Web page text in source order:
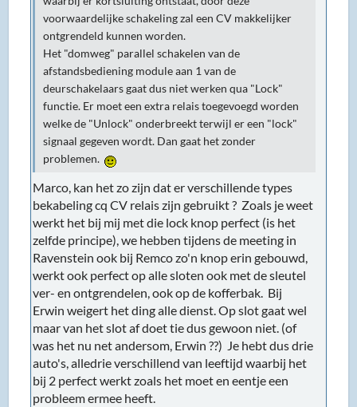
voorwaardelijke schakeling zal een CV makkelijker
ontgrendeld kunnen worden.
Het "domweg" parallel schakelen van de
afstandsbediening module aan 1 van de
deurschakelaars gaat dus niet werken qua "Lock"
functie. Er moet een extra relais toegevoegd worden
welke de "Unlock" onderbreekt terwijl er een "lock"
signaal gegeven wordt. Dan gaat het zonder
problemen.
Marco, kan het zo zijn dat er verschillende types
bekabeling cq CV relais zijn gebruikt ? Zoals je weet
werkt het bij mij met die lock knop perfect (is het
zelfde principe), we hebben tijdens de meeting in
Ravenstein ook bij Remco zo'n knop erin gebouwd,
werkt ook perfect op alle sloten ook met de sleutel
ver- en ontgrendelen, ook op de kofferbak. Bij
Erwin weigert het ding alle dienst. Op slot gaat wel
maar van het slot af doet tie dus gewoon niet. (of
was het nu net andersom, Erwin ??) Je hebt dus drie
auto's, alledrie verschillend van leeftijd waarbij het
bij 2 perfect werkt zoals het moet en eentje een
probleem ermee heeft.